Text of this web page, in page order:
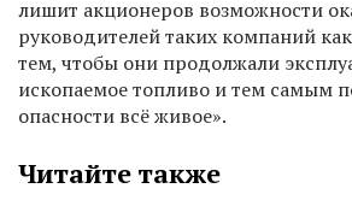
лишит акционеров возможности
руководителей таких компаний
тем, чтобы они продолжали
ископаемое топливо и тем самым
опасности всё живое».
Читайте также